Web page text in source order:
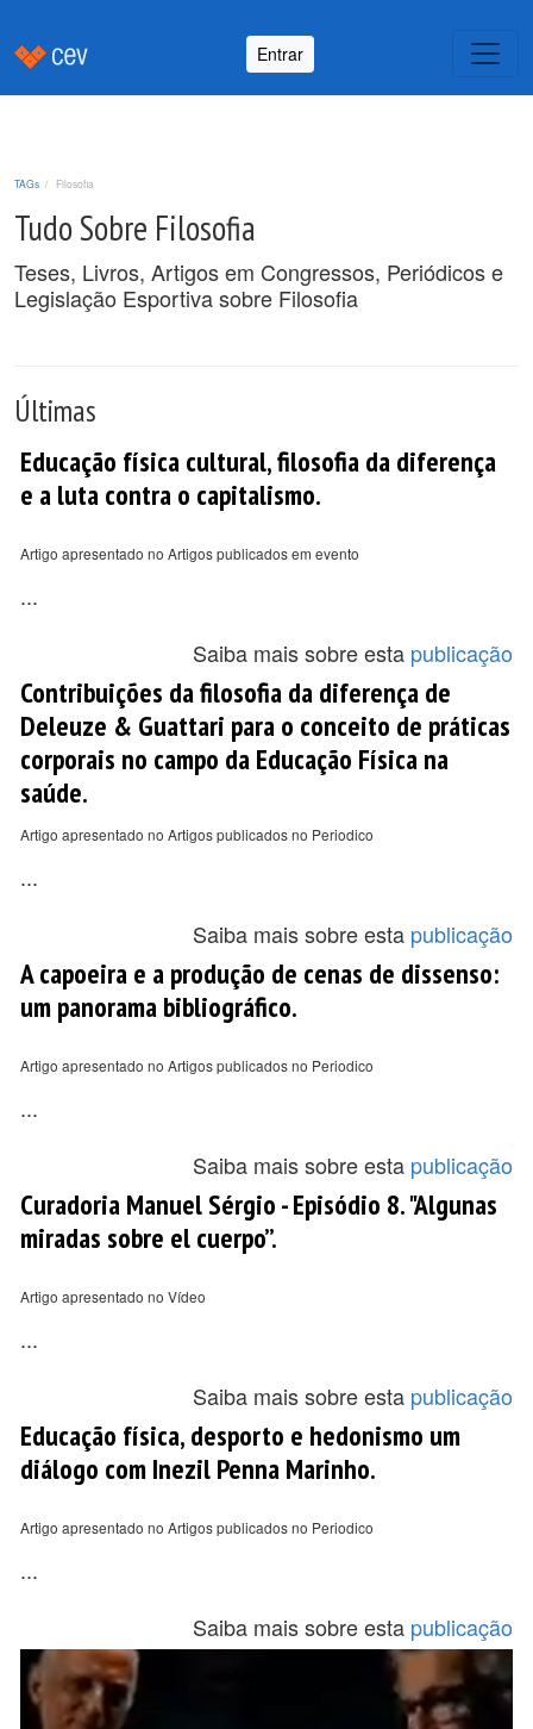
Entrar
TAGs Filosofia
Tudo Sobre Filosofia
Teses, Livros, Artigos em Congressos, Periódicos e
Legislação Esportiva sobre Filosofia
Últimas
Educação física cultural, filosofia da diferença
e a luta contra o capitalismo.
Artigo apresentado no Artigos publicados em evento
...
Saiba mais sobre esta publicação
Contribuições da filosofia da diferença de
Deleuze & Guattari para o conceito de práticas
corporais no campo da Educação Física na
saúde.
Artigo apresentado no Artigos publicados no Periodico
...
Saiba mais sobre esta publicação
A capoeira e a produção de cenas de dissenso:
um panorama bibliográfico.
Artigo apresentado no Artigos publicados no Periodico
...
Saiba mais sobre esta publicação
Curadoria Manuel Sérgio - Episódio 8. "Algunas
miradas sobre el cuerpo”.
Artigo apresentado no Vídeo
...
Saiba mais sobre esta publicação
Educação física, desporto e hedonismo um
diálogo com Inezil Penna Marinho.
Artigo apresentado no Artigos publicados no Periodico
...
Saiba mais sobre esta publicação